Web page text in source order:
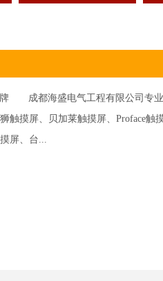
成都海盛电气工程有限公司专业
触摸屏、贝加莱触摸屏、Proface触
屏、台...